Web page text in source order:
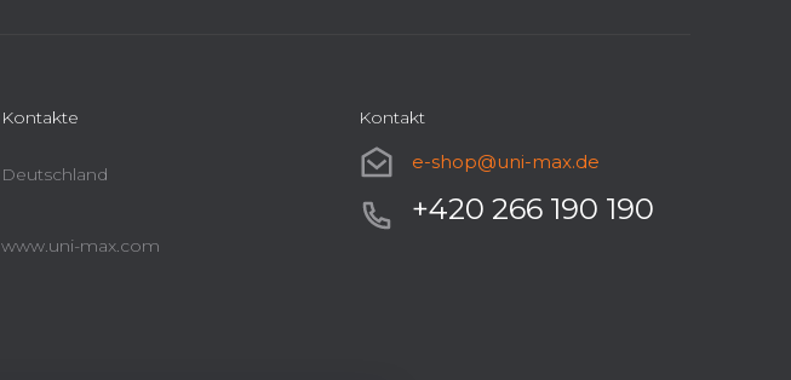
Kontakte
Deutschland
www.uni-max.com
Kontakt
e-shop@uni-max.de
+420 266 190 190